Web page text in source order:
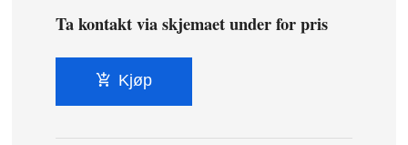
Ta kontakt via skjemaet under for pris
Kjøp